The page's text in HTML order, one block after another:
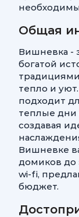
Общая
Вишневка -
богатой
тепло и
подходит
теплые дни
создавая
Вишневке
домиков до
wi-fi,
бюджет.